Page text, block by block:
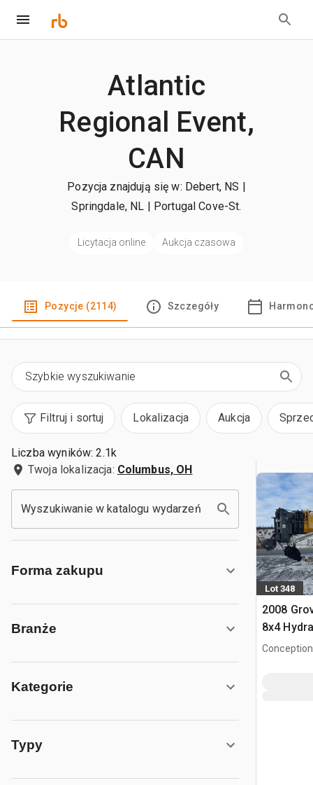
Atlantic
Regional Event,
CAN
Pozycja znajdują się w: Debert, NS |
Springdale, NL | Portugal Cove-St.
Licytacja online Aukcja czasowa
Pozycje (2114) Szczegóły
Filtruj i sortuj Lokalizacja Aukcja
Liczba wyników: 2.1k
Twoja lokalizacja: Columbus, OH
Wyszukiwanie w katalogu wydarzeń
Forma zakupu
Branże
Kategorie
Typy
Lot 348
2008
8x4